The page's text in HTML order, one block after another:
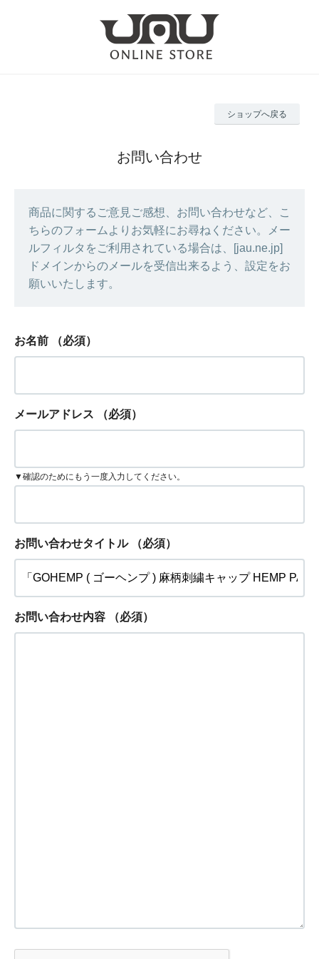
ショップへ戻る
お問い合わせ
商品に関するご意見ご感想、お問い合わせなど、こ
ちらのフォームよりお気軽にお尋ねください。メー
ルフィルタをご利用されている場合は、[jau.ne.jp]
ドメインからのメールを受信出来るよう、設定をお
願いいたします。
お名前 （必須）
メールアドレス （必須）
▼確認のためにもう一度入力してください。
お問い合わせタイトル （必須）
お問い合わせ内容 （必須）